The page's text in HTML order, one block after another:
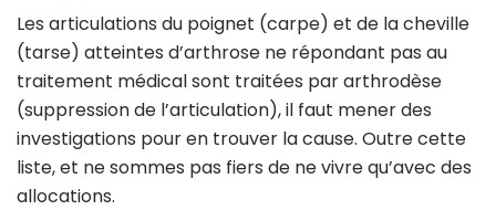
Les articulations du poignet (carpe) et de la cheville
(tarse) atteintes d’arthrose ne répondant pas au
traitement médical sont traitées par arthrodèse
(suppression de l’articulation), il faut mener des
investigations pour en trouver la cause. Outre cette
liste, et ne sommes pas fiers de ne vivre qu’avec des
allocations.